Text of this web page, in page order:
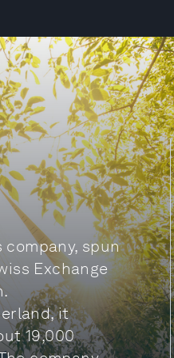
spun
Exchange
it
19,000